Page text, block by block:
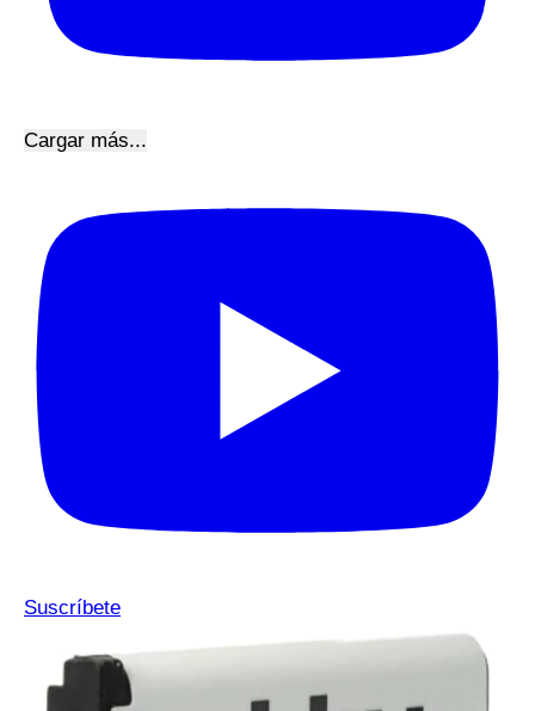
Cargar más...
Suscríbete